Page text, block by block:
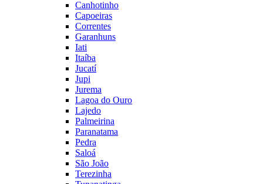
Canhotinho
Capoeiras
Correntes
Garanhuns
Iati
Itaíba
Jucatí
Jupi
Jurema
Lagoa do Ouro
Lajedo
Palmeirina
Paranatama
Pedra
Saloá
São João
Terezinha